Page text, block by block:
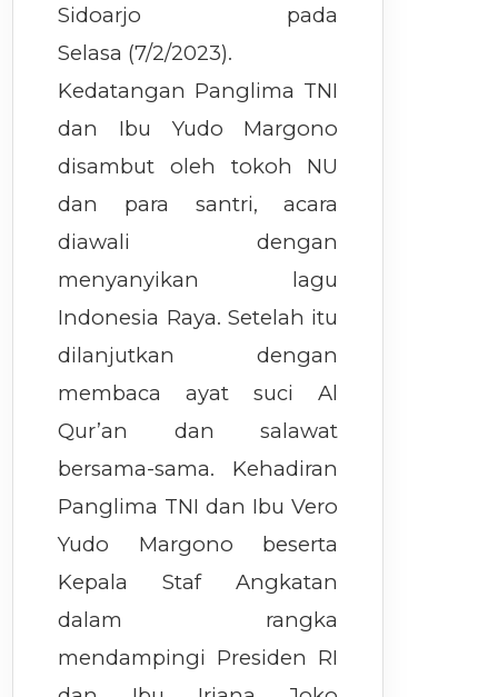
Sidoarjo pada
Selasa (7/2/2023).
Kedatangan Panglima TNI
dan Ibu Yudo Margono
disambut oleh tokoh NU
dan para santri, acara
diawali dengan
menyanyikan lagu
Indonesia Raya. Setelah itu
dilanjutkan dengan
membaca ayat suci Al
Qur’an dan salawat
bersama-sama. Kehadiran
Panglima TNI dan Ibu Vero
Yudo Margono beserta
Kepala Staf Angkatan
dalam rangka
mendampingi Presiden RI